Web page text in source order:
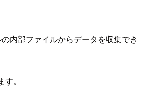
内部ファイルからデータを収集でき
。